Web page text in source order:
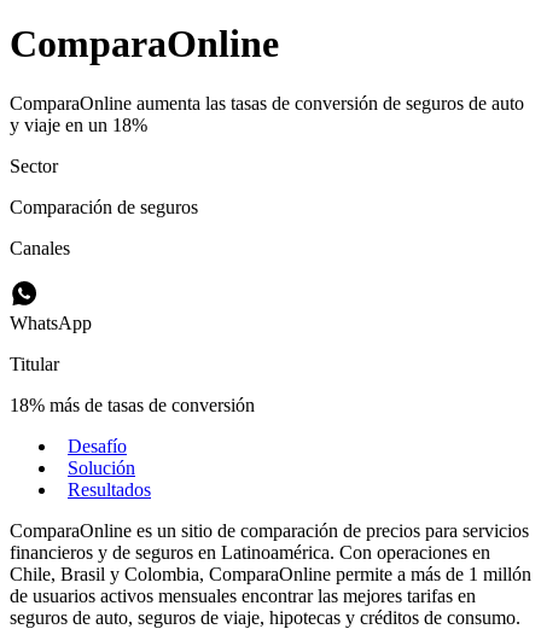
ComparaOnline
ComparaOnline aumenta las tasas de conversión de seguros de auto
y viaje en un 18%
Sector
Comparación de seguros
Canales
WhatsApp
Titular
18% más de tasas de conversión
Desafío
Solución
Resultados
ComparaOnline es un sitio de comparación de precios para servicios
financieros y de seguros en Latinoamérica. Con operaciones en
Chile, Brasil y Colombia, ComparaOnline permite a más de 1 millón
de usuarios activos mensuales encontrar las mejores tarifas en
seguros de auto, seguros de viaje, hipotecas y créditos de consumo.